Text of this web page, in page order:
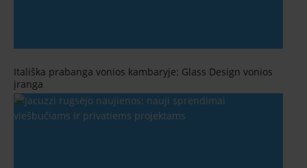
Itališka prabanga vonios kambaryje: Glass Design vonios
įranga